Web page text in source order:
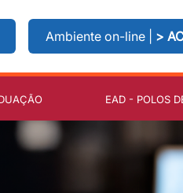
Ambiente on-line | >
EAD - POLOS